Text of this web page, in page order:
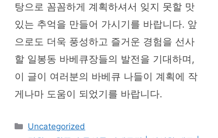
탕으로 꼼꼼하게 계획하셔서 잊지 못할 맛
있는 추억을 만들어 가시기를 바랍니다. 앞
으로도 더욱 풍성하고 즐거운 경험을 선사
할 일봉동 바베큐장들의 발전을 기대하며,
이 글이 여러분의 바베큐 나들이 계획에 작
게나마 도움이 되었기를 바랍니다.
카
Uncategorized